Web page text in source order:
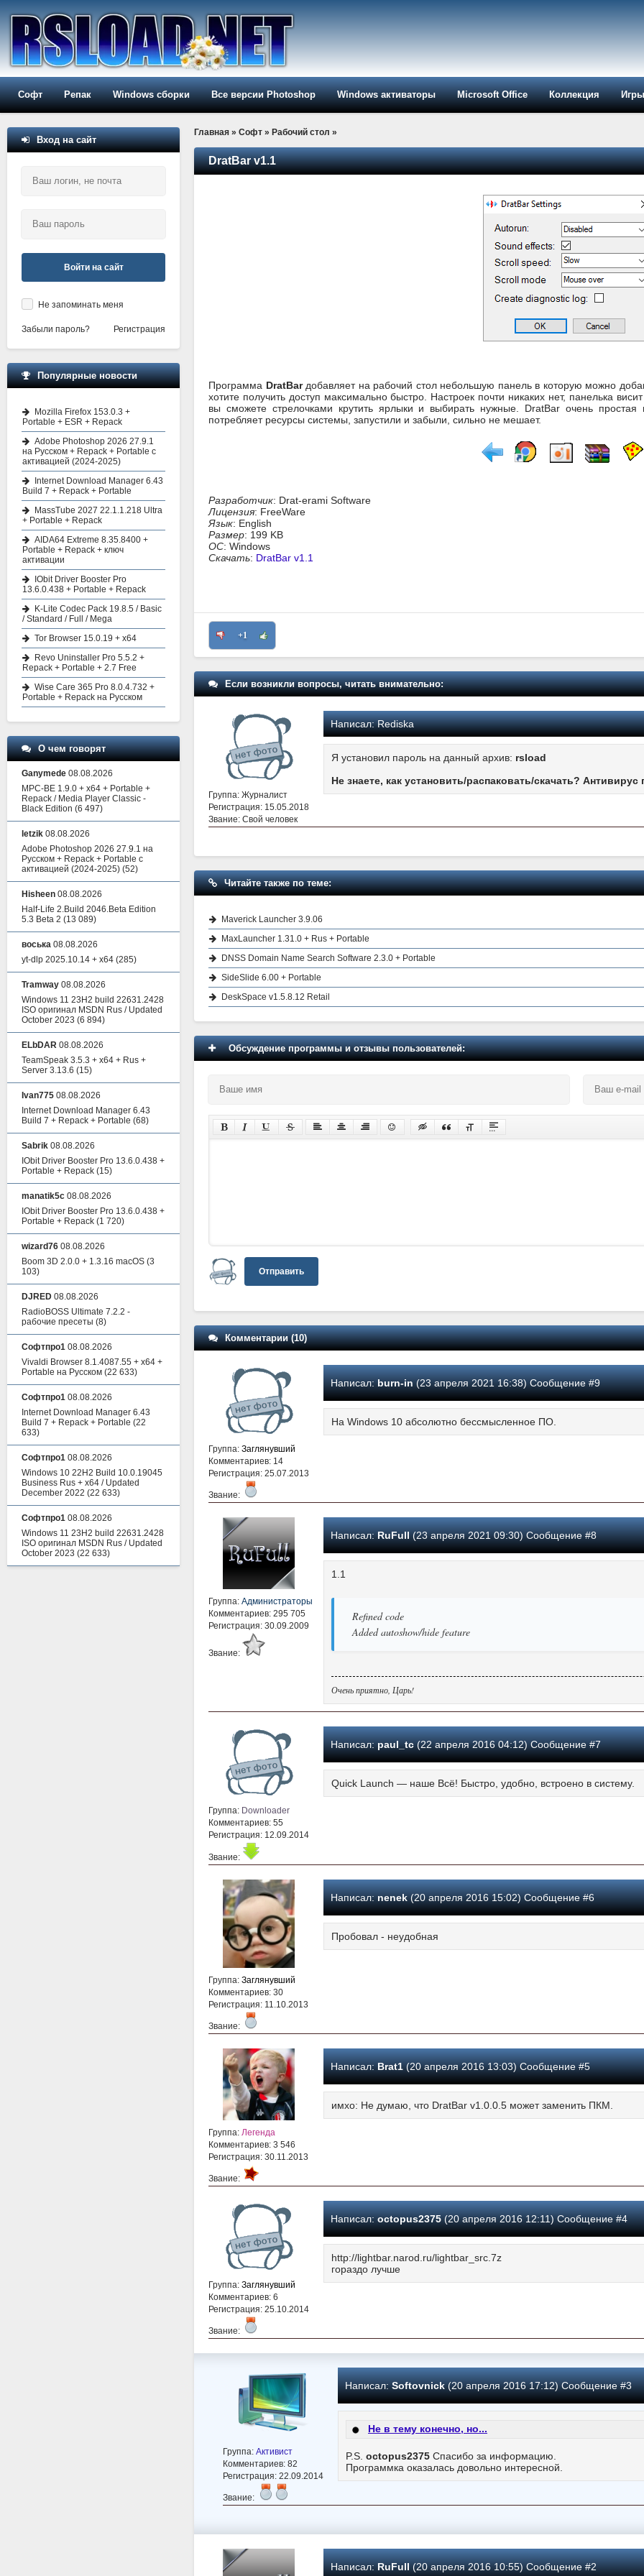
Софт Репак Windows сборки Все версии Photoshop Windows активаторы Microsoft Office Коллекция Игры
Главная » Софт » Рабочий стол »
DratBar v1.1
Программа DratBar добавляет на рабочий стол небольшую панель в которую можно
хотите получить доступ максимально быстро. Настроек почти никаких нет, панелька
вы сможете стрелочками крутить ярлыки и выбирать нужные. DratBar очень
потребляет ресурсы системы, запустили и забыли, сильно не мешает.
Разработчик: Drat-erami Software
Лицензия: FreeWare
Язык: English
Размер: 199 KB
ОС: Windows
Скачать: DratBar v1.1
+1
Если возникли вопросы, читать внимательно:
Группа: Журналист
Регистрация: 15.05.2018
Звание: Свой человек
Написал:Rediska
Я установил пароль на данный архив: rsload
Не знаете, как установить/распаковать/скачать?
Читайте также по теме:
Maverick Launcher 3.9.06
MaxLauncher 1.31.0 + Rus + Portable
DNSS Domain Name Search Software 2.3.0 + Portable
SideSlide 6.00 + Portable
DeskSpace v1.5.8.12 Retail
Обсуждение программы и отзывы пользователей:
Отправить
Комментарии (10)
Группа: Заглянувший
Комментариев: 14
Регистрация: 25.07.2013
Звание:
Написал: burn-in(23 апреля 2021 16:38) Сообщение #9
На Windows 10 абсолютно бессмысленное ПО.
Группа: Администраторы
Комментариев: 295 705
Регистрация: 30.09.2009
Звание:
Написал: RuFull(23 апреля 2021 09:30) Сообщение #8
1.1
Refined code
Added autoshow/hide feature
Очень приятно, Царь!
Группа: Downloader
Комментариев: 55
Регистрация: 12.09.2014
Звание:
Написал: paul_tc(22 апреля 2016 04:12) Сообщение #7
Quick Launch — наше Всё! Быстро, удобно, встроено в систему.
Группа: Заглянувший
Комментариев: 30
Регистрация: 11.10.2013
Звание:
Написал: nenek(20 апреля 2016 15:02) Сообщение #6
Пробовал - неудобная
Группа: Легенда
Комментариев: 3 546
Регистрация: 30.11.2013
Звание:
Написал: Brat1(20 апреля 2016 13:03) Сообщение #5
имхо: Не думаю, что DratBar v1.0.0.5 может заменить ПКМ.
Группа: Заглянувший
Комментариев: 6
Регистрация: 25.10.2014
Звание:
Написал: octopus2375(20 апреля 2016 12:11) Сообщение #4
http://lightbar.narod.ru/lightbar_src.7z
гораздо лучше
Группа: Активист
Комментариев: 82
Регистрация: 22.09.2014
Звание:
Написал: Softovnick(20 апреля 2016 17:12) Сообщение #3
Не в тему конечно, но...
P.S. octopus2375 Спасибо за информацию.
Программка оказалась довольно интересной.
Написал: RuFull(20 апреля 2016 10:55) Сообщение #2
Вход на сайт
Войти на сайт
Не запоминать меня
Забыли пароль? Регистрация
Популярные новости
Mozilla Firefox 153.0.3 +
Portable + ESR + Repack
Adobe Photoshop 2026 27.9.1
на Русском + Repack + Portable с
активацией (2024-2025)
Internet Download Manager 6.43
Build 7 + Repack + Portable
MassTube 2027 22.1.1.218 Ultra
+ Portable + Repack
AIDA64 Extreme 8.35.8400 +
Portable + Repack + ключ
активации
IObit Driver Booster Pro
13.6.0.438 + Portable + Repack
K-Lite Codec Pack 19.8.5 / Basic
/ Standard / Full / Mega
Tor Browser 15.0.19 + x64
Revo Uninstaller Pro 5.5.2 +
Repack + Portable + 2.7 Free
Wise Care 365 Pro 8.0.4.732 +
Portable + Repack на Русском
О чем говорят
Ganymede 08.08.2026
MPC-BE 1.9.0 + x64 + Portable +
Repack / Media Player Classic -
Black Edition (6 497)
letzik 08.08.2026
Adobe Photoshop 2026 27.9.1 на
Русском + Repack + Portable с
активацией (2024-2025) (52)
Hisheen 08.08.2026
Half-Life 2.Build 2046.Beta Edition
5.3 Beta 2 (13 089)
воська 08.08.2026
yt-dlp 2025.10.14 + x64 (285)
Tramway 08.08.2026
Windows 11 23H2 build 22631.2428
ISO оригинал MSDN Rus / Updated
October 2023 (6 894)
ELbDAR 08.08.2026
TeamSpeak 3.5.3 + x64 + Rus +
Server 3.13.6 (15)
Ivan775 08.08.2026
Internet Download Manager 6.43
Build 7 + Repack + Portable (68)
Sabrik 08.08.2026
IObit Driver Booster Pro 13.6.0.438 +
Portable + Repack (15)
manatik5c 08.08.2026
IObit Driver Booster Pro 13.6.0.438 +
Portable + Repack (1 720)
wizard76 08.08.2026
Boom 3D 2.0.0 + 1.3.16 macOS (3
103)
DJRED 08.08.2026
RadioBOSS Ultimate 7.2.2 -
рабочие пресеты (8)
Софтпро1 08.08.2026
Vivaldi Browser 8.1.4087.55 + x64 +
Portable на Русском (22 633)
Софтпро1 08.08.2026
Internet Download Manager 6.43
Build 7 + Repack + Portable (22
633)
Софтпро1 08.08.2026
Windows 10 22H2 Build 10.0.19045
Business Rus + x64 / Updated
December 2022 (22 633)
Софтпро1 08.08.2026
Windows 11 23H2 build 22631.2428
ISO оригинал MSDN Rus / Updated
October 2023 (22 633)